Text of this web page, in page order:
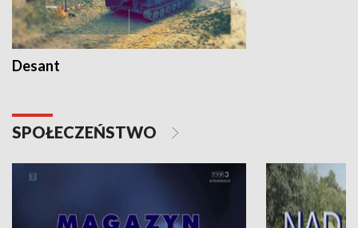
Desant
SPOŁECZEŃSTWO